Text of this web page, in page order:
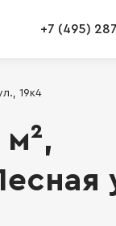
+7 (495)
19к4